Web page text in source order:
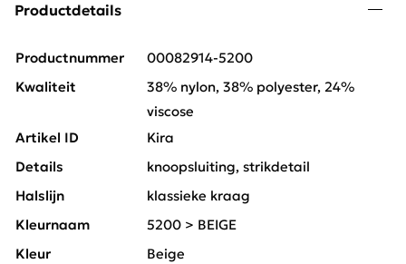
Productdetails
Productnummer
00082914-5200
Kwaliteit
38% nylon, 38% polyester, 24%
viscose
Artikel ID
Kira
Details
knoopsluiting, strikdetail
Halslijn
klassieke kraag
Kleurnaam
5200 > BEIGE
Kleur
Beige